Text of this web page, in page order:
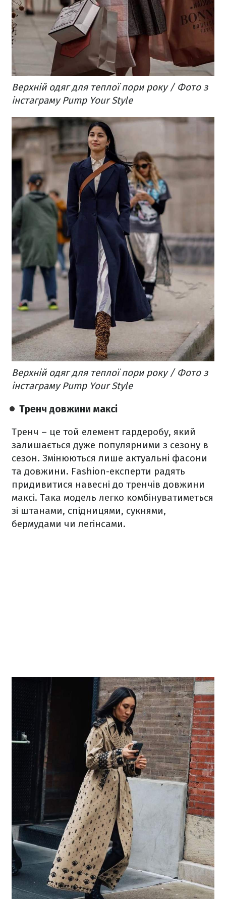
Верхній одяг для теплої пори року / Фото з
інстаграму Pump Your Style
Верхній одяг для теплої пори року / Фото з
інстаграму Pump Your Style
Тренч довжини максі
Тренч – це той елемент гардеробу, який
залишається дуже популярними з сезону в
сезон. Змінюються лише актуальні фасони
та довжини. Fashion-експерти радять
придивитися навесні до тренчів довжини
максі. Така модель легко комбінуватиметься
зі штанами, спідницями, сукнями,
бермудами чи легінсами.